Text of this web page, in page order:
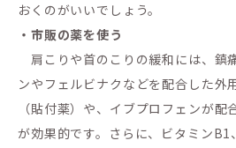
おくのがいいでしょう。
・市販の薬を使う
肩こりや首のこりの緩和には、鎮
ンやフェルビナクなどを配合した外
（貼付薬）や、イブプロフェンが
が効果的です。さらに、ビタミン